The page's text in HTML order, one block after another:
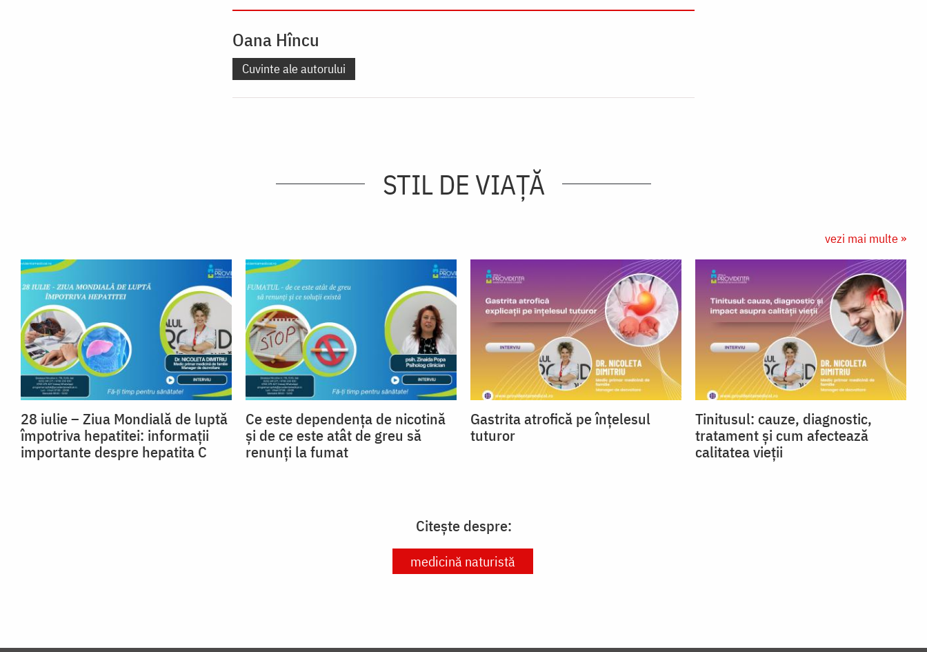
Oana Hîncu
Cuvinte ale autorului
STIL DE VIAŢĂ
vezi mai multe »
28 iulie – Ziua Mondială de luptă
împotriva hepatitei: informații
importante despre hepatita C
Ce este dependența de nicotină
și de ce este atât de greu să
renunți la fumat
Gastrita atrofică pe înțelesul
tuturor
Tinitusul: cauze, diagnostic,
tratament și cum afectează
calitatea vieții
Citește despre:
medicină naturistă